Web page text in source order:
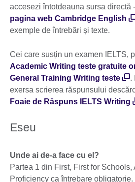
accesezi întotdeauna sursa directă -
pagina web Cambridge English
exemple de întrebări și texte.
Cei care susțin un examen IELTS,
Academic Writing teste gratuite
General Training Writing teste
.
exersa scrierea răspunsului
Foaie de Răspuns IELTS Writing
Eseu
Unde ai de-a face cu el?
Partea 1 din First, First for Schools,
Proficiency ca întrebare obligatorie.